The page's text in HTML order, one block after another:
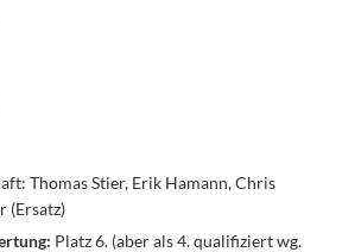
Thomas Stier, Erik Hamann, Chris
(Ersatz)
Platz 6. (aber als 4. qualifiziert wg.